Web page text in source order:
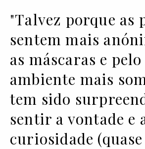
"Talvez porque as
sentem mais
as máscaras e pelo
ambiente mais
tem sido
sentir a vontade e
curiosidade